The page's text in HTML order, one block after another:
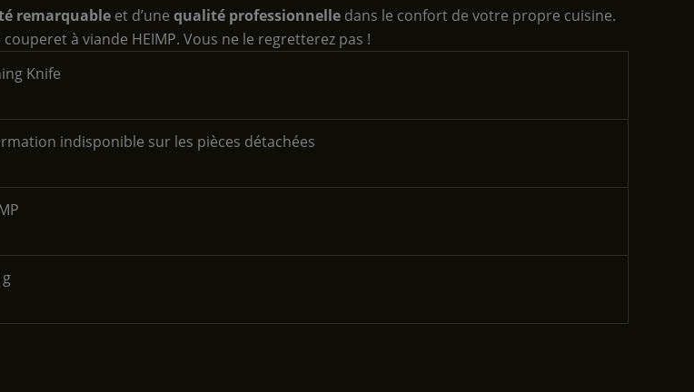
remarquable et d’une qualité professionnelle dans le confort de votre propre cuisine.
à viande HEIMP. Vous ne le regretterez pas !
Knife
indisponible sur les pièces détachées